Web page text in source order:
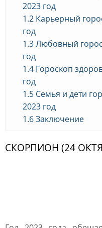
2023 год
1.2 Карьерный
год
1.3Любовный
год
1.4 Гороскоп
год
1.5 Семья и дети
2023 год
1.6Заключение
СКОРПИОН (24